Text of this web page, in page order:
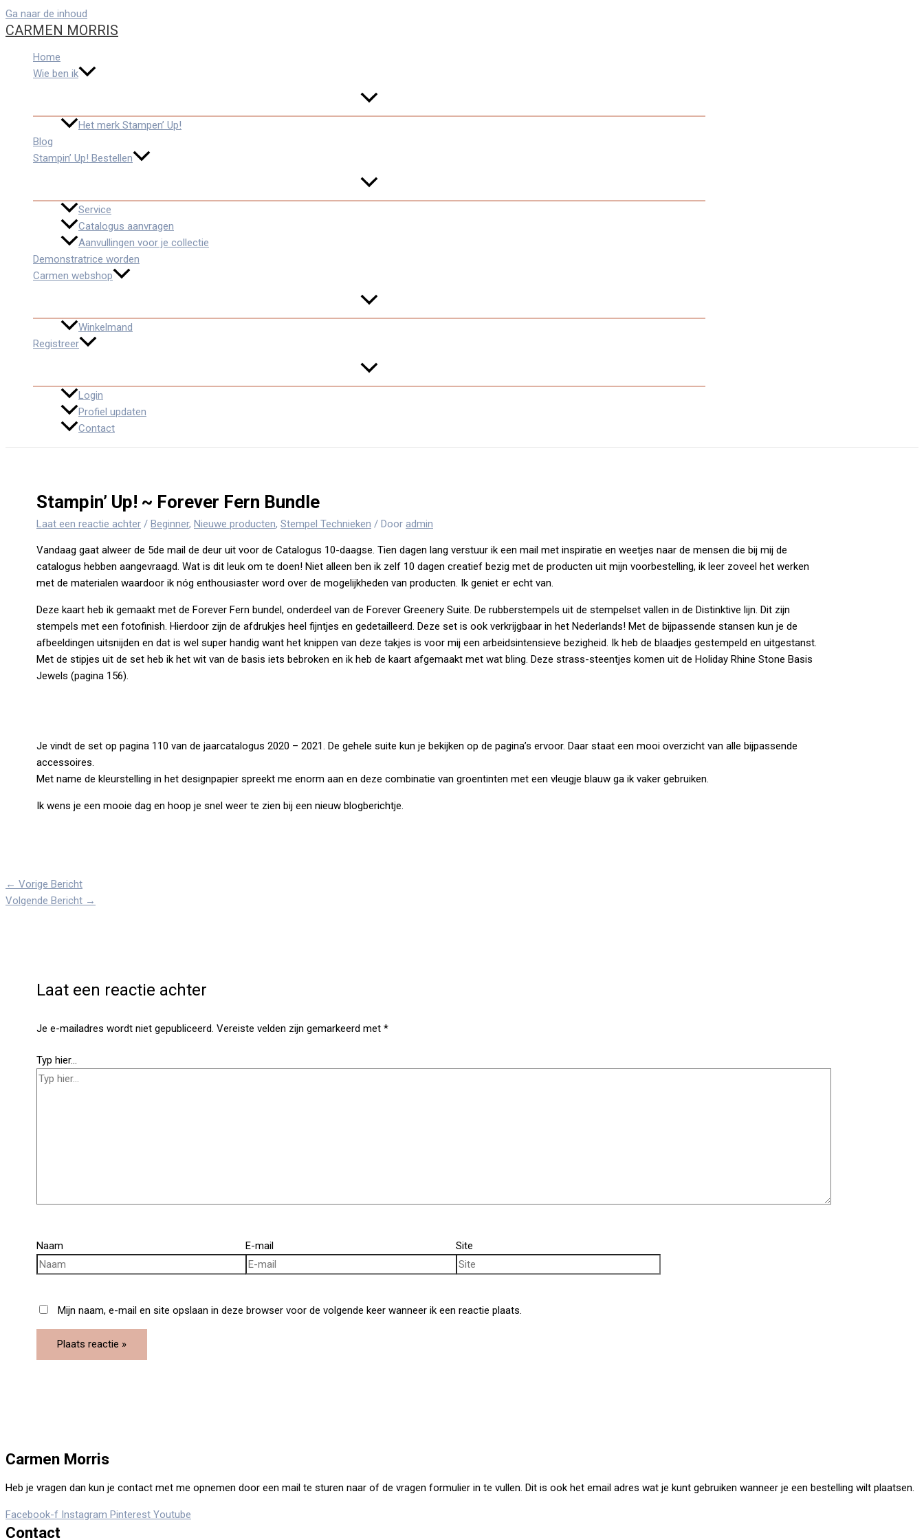
Ga naar de inhoud
CARMEN MORRIS
Home
Wie ben ik
Het merk Stampen’ Up!
Blog
Stampin’ Up! Bestellen
Service
Catalogus aanvragen
Aanvullingen voor je collectie
Demonstratrice worden
Carmen webshop
Winkelmand
Registreer
Login
Profiel updaten
Contact
Stampin’ Up! ~ Forever Fern Bundle
Laat een reactie achter / Beginner, Nieuwe producten, Stempel Technieken / Door admin
Vandaag gaat alweer de 5de mail de deur uit voor de Catalogus 10-daagse. Tien dagen lang verstuur ik een mail met inspiratie en weetjes naar de mensen die bij mij de
catalogus hebben aangevraagd. Wat is dit leuk om te doen! Niet alleen ben ik zelf 10 dagen creatief bezig met de producten uit mijn voorbestelling, ik leer zoveel het werken
met de materialen waardoor ik nóg enthousiaster word over de mogelijkheden van producten. Ik geniet er echt van.
Deze kaart heb ik gemaakt met de Forever Fern bundel, onderdeel van de Forever Greenery Suite. De rubberstempels uit de stempelset vallen in de Distinktive lijn. Dit zijn
stempels met een fotofinish. Hierdoor zijn de afdrukjes heel fijntjes en gedetailleerd. Deze set is ook verkrijgbaar in het Nederlands! Met de bijpassende stansen kun je de
afbeeldingen uitsnijden en dat is wel super handig want het knippen van deze takjes is voor mij een arbeidsintensieve bezigheid. Ik heb de blaadjes gestempeld en uitgestanst.
Met de stipjes uit de set heb ik het wit van de basis iets bebroken en ik heb de kaart afgemaakt met wat bling. Deze strass-steentjes komen uit de Holiday Rhine Stone Basis
Jewels (pagina 156).
Je vindt de set op pagina 110 van de jaarcatalogus 2020 – 2021. De gehele suite kun je bekijken op de pagina’s ervoor. Daar staat een mooi overzicht van alle bijpassende
accessoires.
Met name de kleurstelling in het designpapier spreekt me enorm aan en deze combinatie van groentinten met een vleugje blauw ga ik vaker gebruiken.
Ik wens je een mooie dag en hoop je snel weer te zien bij een nieuw blogberichtje.
← Vorige Bericht
Volgende Bericht →
Laat een reactie achter
Je e-mailadres wordt niet gepubliceerd. Vereiste velden zijn gemarkeerd met *
Typ hier...
Naam E-mail Site
Mijn naam, e-mail en site opslaan in deze browser voor de volgende keer wanneer ik een reactie plaats.
Carmen Morris
Heb je vragen dan kun je contact met me opnemen door een mail te sturen naar of de vragen formulier in te vullen. Dit is ook het email adres wat je kunt gebruiken wanneer je een bestelling wilt plaatsen.
Facebook-f Instagram Pinterest Youtube
Contact